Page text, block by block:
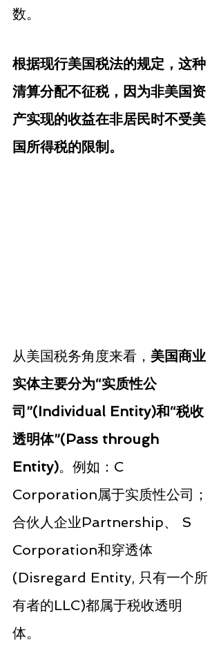
数。
根据现行美国税法的规定，这种
清算分配不征税，因为非美国资
产实现的收益在非居民时不受美
国所得税的限制。
从美国税务角度来看， 美国商业
实体主要分为“实质性公
司”(Individual Entity)和“税收
透明体”(Pass through
Entity)。例如：C
Corporation属于实质性公司；
合伙人企业Partnership、 S
Corporation和穿透体
(Disregard Entity, 只有一个所
有者的LLC)都属于税收透明
体。